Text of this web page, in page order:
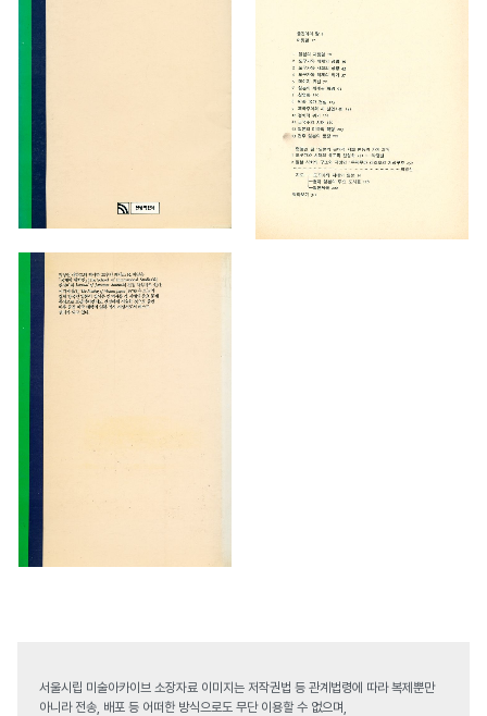
서울시립 미술아카이브 소장자료 이미지는 저작권법 등 관계법령에 따라 복제뿐만
아니라 전송, 배포 등 어떠한 방식으로도 무단 이용할 수 없으며,